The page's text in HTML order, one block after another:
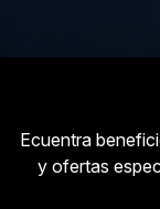
Ecuentra
y ofertas